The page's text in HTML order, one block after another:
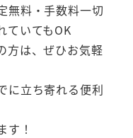
料・手数料一切
いてもOK
方は、ぜひお気軽
に立ち寄れる便利
す！